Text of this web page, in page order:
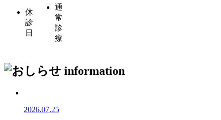
休
診
日
通
常
診
療
2026.07.25